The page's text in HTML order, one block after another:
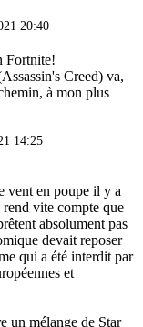
20:40
Fortnite!
Creed) va,
à mon plus
14:25
vent en poupe il y a
vite compte que
absolument pas
devait reposer
qui a été interdit par
et
un mélange de Star